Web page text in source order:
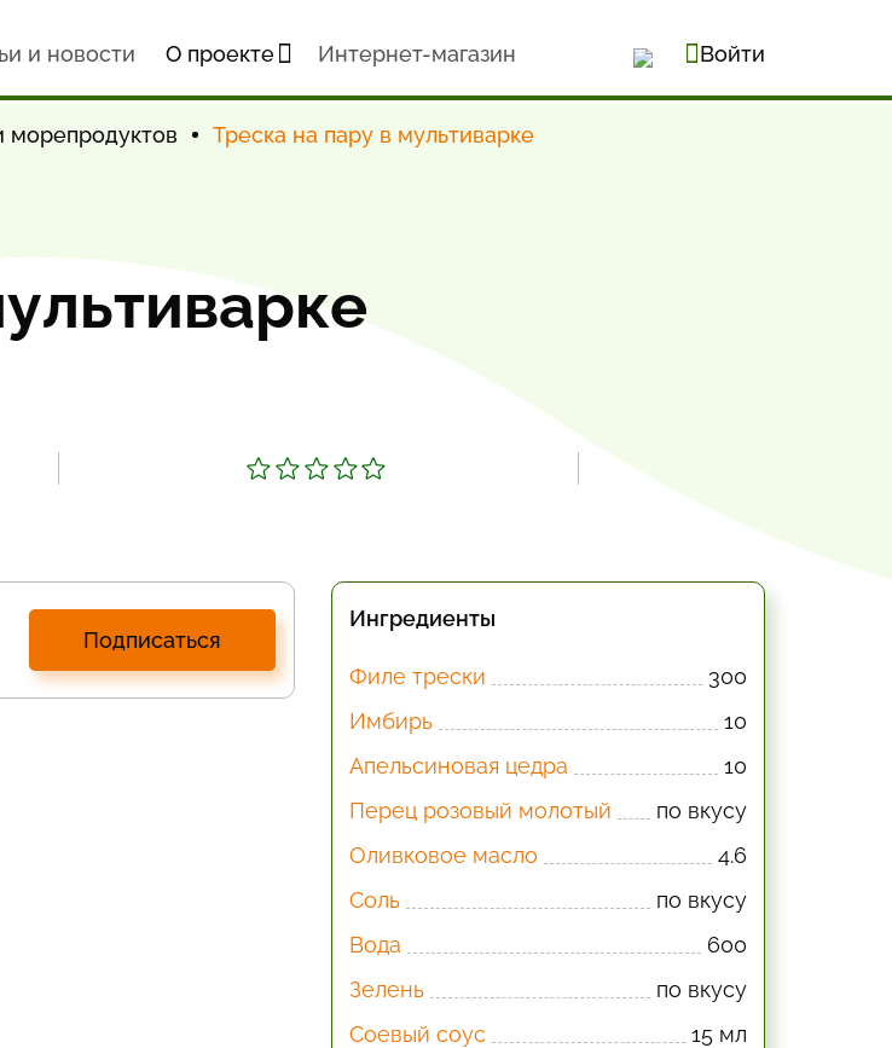
и новости О проекте Интернет-магазин Войти
Треска на пару в мультиварке
Подписаться
Ингредиенты
Филе трески
300
Имбирь
10
Апельсиновая цедра
10
Перец розовый молотый
по вкусу
Оливковое масло
4.6
Соль
по вкусу
Вода
600
Зелень
по вкусу
Соевый соус
15 мл